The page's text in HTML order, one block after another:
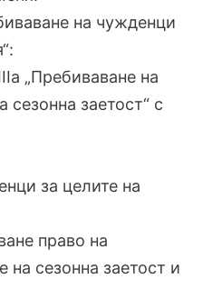
на чужденци
„Пребиваване на
сезонна заетост“ с
за целите на
право на
на сезонна заетост и